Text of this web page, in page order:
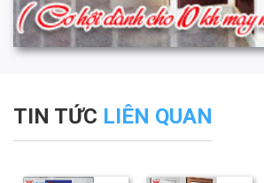
TIN TỨC LIÊN QUAN